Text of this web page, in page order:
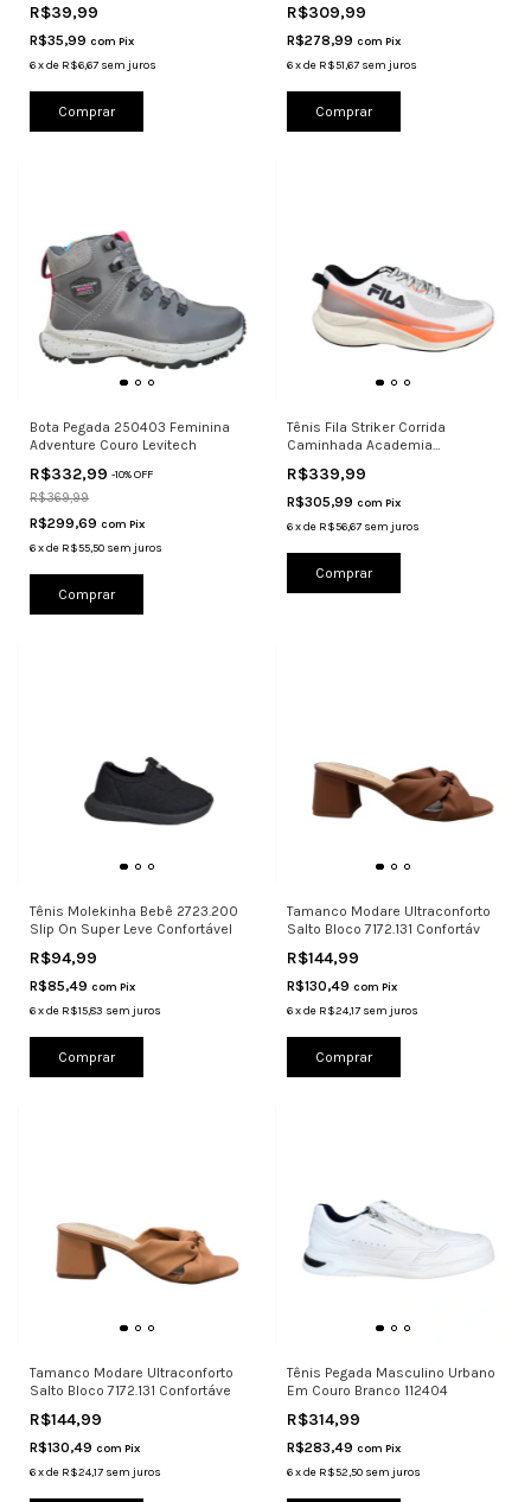
R$39,99
R$35,99 com Pix
6xde R$6,67 sem juros
Comprar
R$309,99
R$278,99 com Pix
6 xde R$51,67 sem juros
Comprar
Bota Pegada 250403 Feminina
Adventure Couro Levitech
R$332,99 -10%OFF
R$369,99
R$299,69 com Pix
6xde R$55,50 sem juros
Comprar
Tênis Fila Striker Corrida
Caminhada Academia
R$339,99
R$305,99 com Pix
6 xde R$56,67 sem juros
Comprar
Tênis Molekinha Bebê 2723.200
Slip On Super Leve Confortável
R$94,99
R$85,49 com Pix
6xde R$15,83 sem juros
Comprar
Tamanco Modare Ultraconforto
Salto Bloco 7172.131 Confortáv
R$144,99
R$130,49 com Pix
6 xde R$24,17 sem juros
Comprar
Tamanco Modare Ultraconforto
Salto Bloco 7172.131 Confortáve
R$144,99
R$130,49 com Pix
6xde R$24,17 sem juros
Tênis Pegada Masculino Urbano
Em Couro Branco 112404
R$314,99
R$283,49 com Pix
6 xde R$52,50 sem juros